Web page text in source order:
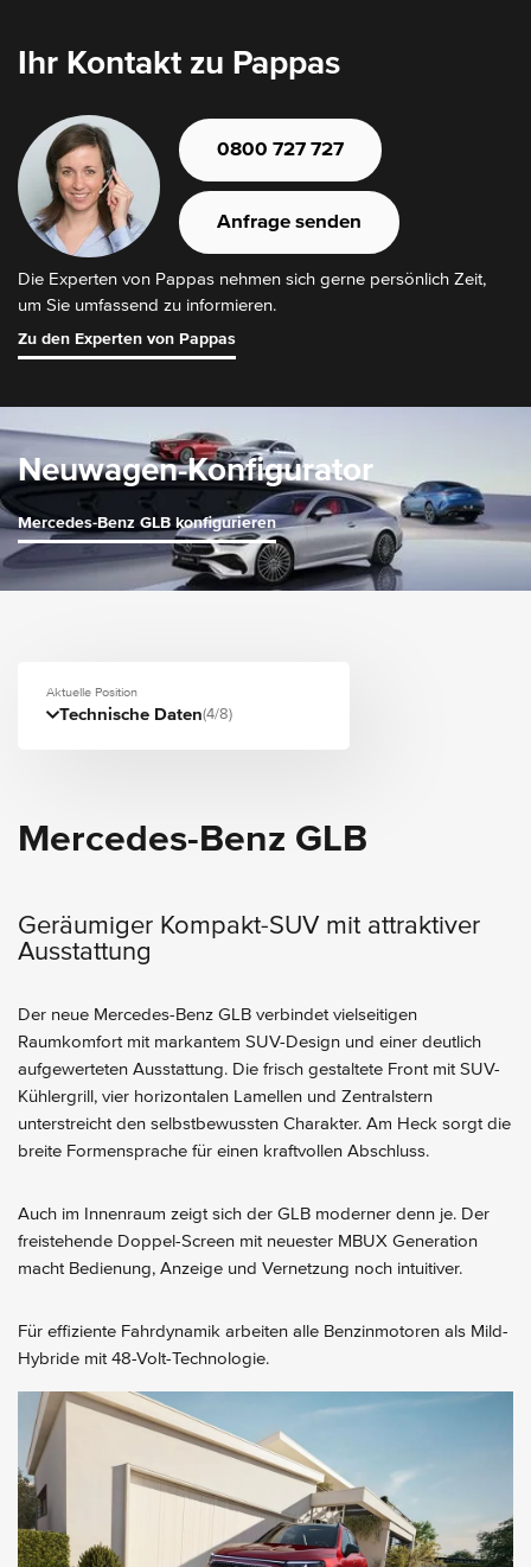
Ihr Kontakt zu Pappas
0800 727 727
Anfrage senden
Die Experten von Pappas nehmen sich gerne persönlich Zeit,
um Sie umfassend zu informieren.
Zu den Experten von Pappas
Neuwagen-Konfigurator
Mercedes-Benz GLB konfigurieren
Aktuelle Position
Technische Daten(4/8)
Mercedes-Benz GLB
Geräumiger Kompakt-SUV mit attraktiver
Ausstattung
Der neue Mercedes-Benz GLB verbindet vielseitigen
Raumkomfort mit markantem SUV-Design und einer deutlich
aufgewerteten Ausstattung. Die frisch gestaltete Front mit SUV-
Kühlergrill, vier horizontalen Lamellen und Zentralstern
unterstreicht den selbstbewussten Charakter. Am Heck sorgt die
breite Formensprache für einen kraftvollen Abschluss.
Auch im Innenraum zeigt sich der GLB moderner denn je. Der
freistehende Doppel-Screen mit neuester MBUX Generation
macht Bedienung, Anzeige und Vernetzung noch intuitiver.
Für effiziente Fahrdynamik arbeiten alle Benzinmotoren als Mild-
Hybride mit 48-Volt-Technologie.